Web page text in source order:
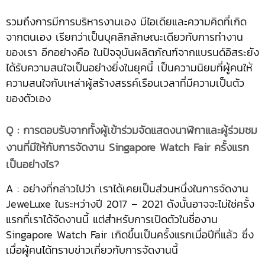
รวมถึงการมีการบริหารงานเอง มีไอเดียและความคิดที่เกิด
จากตนเอง เรียกว่าเป็นบุคลิกลักษณะเดียวกับการทำงาน
ของเรา อีกอย่างคือ ในปัจจุบันผลิตภัณฑ์จากแบรนด์อิสระยัง
ได้รับความสนใจเป็นอย่างยิ่งในยุคนี้ เป็นความนิยมที่ผู้คนให้
ความสนใจกับเหล่าผู้สร้างสรรค์เรือนเวลาที่มีความเป็นตัว
ของตัวเอง
Q : การตอบรับจากทั้งผู้เข้าร่วมจัดแสดงนาฬิกาและผู้ร่วมชม
งานที่มีให้กับการจัดงาน Singapore Watch Fair ครั้งแรก
เป็นอย่างไร?
A : อย่างที่กล่าวไปว่า เราได้เคยเป็นส่วนหนึ่งในการจัดงาน
JeweLuxe ในระหว่างปี 2017 – 2021 ดังนั้นอาจจะไม่ใช่ครั้ง
แรกที่เราได้จัดงานนี้ แต่สำหรับการเปิดตัวในชื่องาน
Singapore Watch Fair เกิดขึ้นเป็นครั้งแรกเมื่อปีที่แล้ว ซึ่ง
เมื่อผู้คนได้ทราบข่าวเกี่ยวกับการจัดงานนี้